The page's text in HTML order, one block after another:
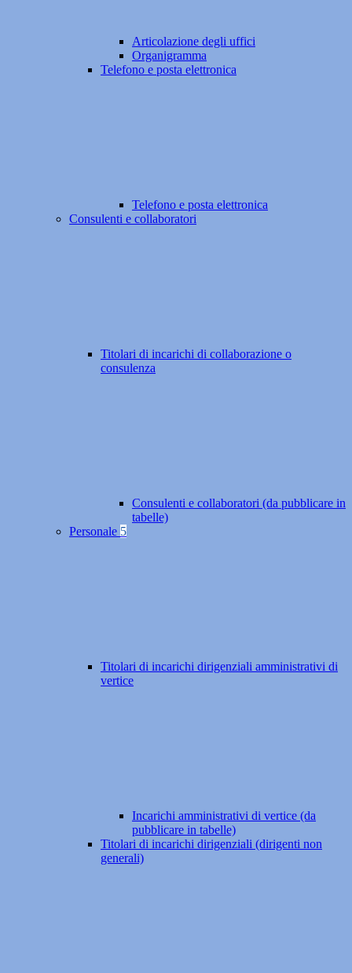
Articolazione degli uffici
Organigramma
Telefono e posta elettronica
Telefono e posta elettronica
Consulenti e collaboratori
Titolari di incarichi di collaborazione o
consulenza
Consulenti e collaboratori (da pubblicare in
tabelle)
Personale 5
Titolari di incarichi dirigenziali amministrativi di
vertice
Incarichi amministrativi di vertice (da
pubblicare in tabelle)
Titolari di incarichi dirigenziali (dirigenti non
generali)